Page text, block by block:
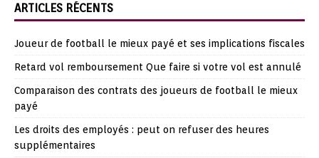
ARTICLES RÉCENTS
Joueur de football le mieux payé et ses implications fiscales
Retard vol remboursement Que faire si votre vol est annulé
Comparaison des contrats des joueurs de football le mieux
payé
Les droits des employés : peut on refuser des heures
supplémentaires